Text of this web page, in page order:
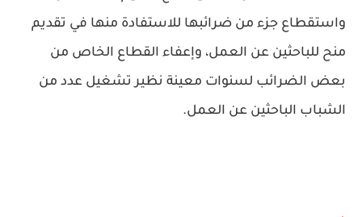
واستقطاع جزء من ضرائبها للاستفادة منها في تقديم
منح للباحثين عن العمل، وإعفاء القطاع الخاص من
بعض الضرائب لسنوات معينة نظير تشغيل عدد من
الشباب الباحثين عن العمل.